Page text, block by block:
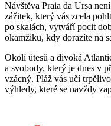
Návštěva Praia da Ursa
zážitek, který vás zcela
po skalách, vytváří pocit
okamžiku, kdy dorazíte na
Okolí útesů a divoká
a svobody, který je dnes v
vzácný. Pláž vás učí
výhledy, které se navždy